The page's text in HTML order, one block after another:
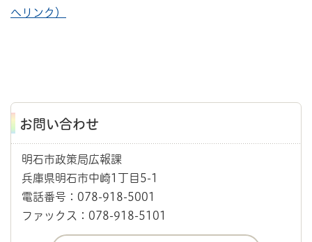
へリンク）
お問い合わせ
明石市政策局広報課
兵庫県明石市中崎1丁目5-1
電話番号：078-918-5001
ファックス：078-918-5101